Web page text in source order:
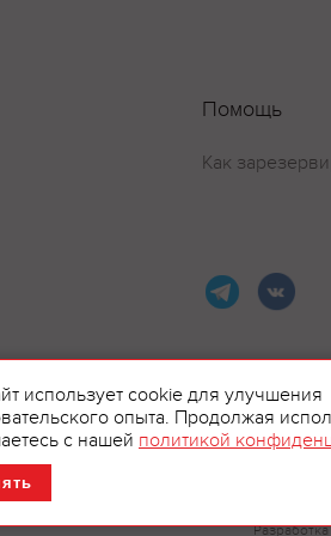
Помощь
Как
использует cookie для улучшения
опыта. Продолжая
с нашей политикой